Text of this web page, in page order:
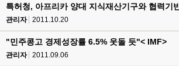
특허청, 아프리카 양대 지식재산기구와 협력기
관리자 2011.10.20
"민주콩고 경제성장률 6.5% 웃돌 듯"< IMF>
관리자 2011.09.06